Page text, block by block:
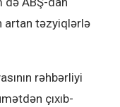
artan təzyiqlərlə
rəhbərliyi
çıxıb-